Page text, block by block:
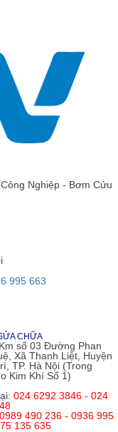
Nghiệp - Bơm Cứu
995 663
CHỮA
Km số 03 Đường Phan
Xã Thanh Liệt, Huyện
TP. Hà Nội (Trong
Kim Khí Số 1)
024 6292 3846 - 024
0989 490 236 - 0936 995
135 635